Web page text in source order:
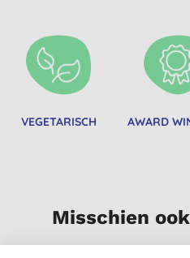
VEGETARISCH AWARD
Misschien